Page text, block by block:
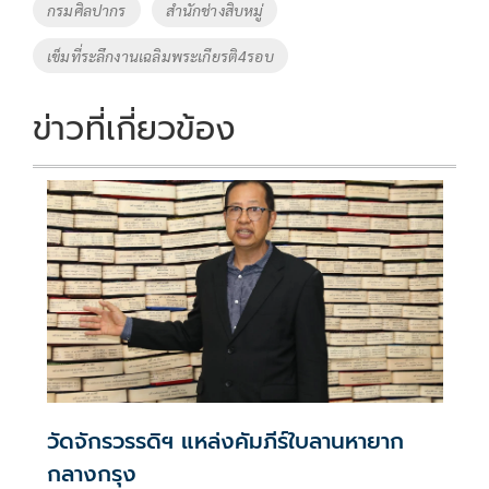
o
k
n
k
Tags
กรมศิลปากร สำนักช่างสิบหมู่
เข็มที่ระลึกงานเฉลิมพระเกียรติ4รอบ
ข่าวที่เกี่ยวข้อง
วัดจักรวรรดิฯ แหล่งคัมภีร์ใบลานหายาก
กลางกรุง